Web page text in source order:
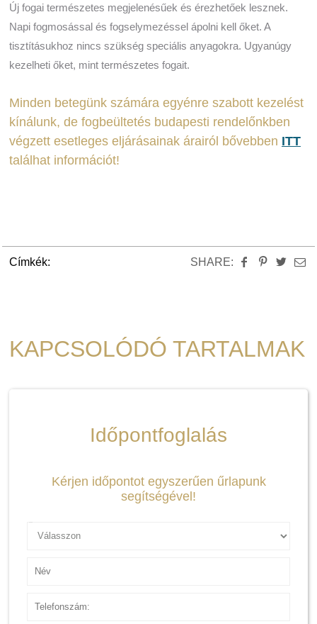
Új fogai természetes megjelenésűek és érezhetőek lesznek.
Napi fogmosással és fogselymezéssel ápolni kell őket. A
tisztításukhoz nincs szükség speciális anyagokra. Ugyanúgy
kezelheti őket, mint természetes fogait.
Minden betegünk számára egyénre szabott kezelést
kínálunk, de fogbeültetés budapesti rendelőnkben
végzett esetleges eljárásainak árairól bővebben ITT
találhat információt!
Címkék: SHARE:
KAPCSOLÓDÓ TARTALMAK
Időpontfoglalás
Kérjen időpontot egyszerűen űrlapunk
segítségével!